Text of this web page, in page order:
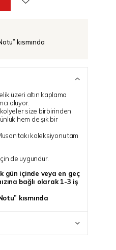
kısmında
üzeri altın kaplama
oluyor.
size birbirinden
hem de şık bir
takı koleksiyonu tam
de uygundur.
gün içinde veya en geç
bağlı olarak 1-3 iş
kısmında